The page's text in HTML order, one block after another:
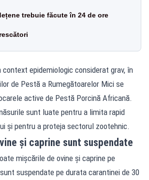
trebuie făcute în 24 de ore
context epidemiologic considerat grav, în
de Pestă a Rumegătoarelor Mici se
active de Pestă Porcină Africană.
sunt luate pentru a limita rapid
și pentru a proteja sectorul zootehnic.
și caprine sunt suspendate
mișcările de ovine și caprine pe
suspendate pe durata carantinei de 30